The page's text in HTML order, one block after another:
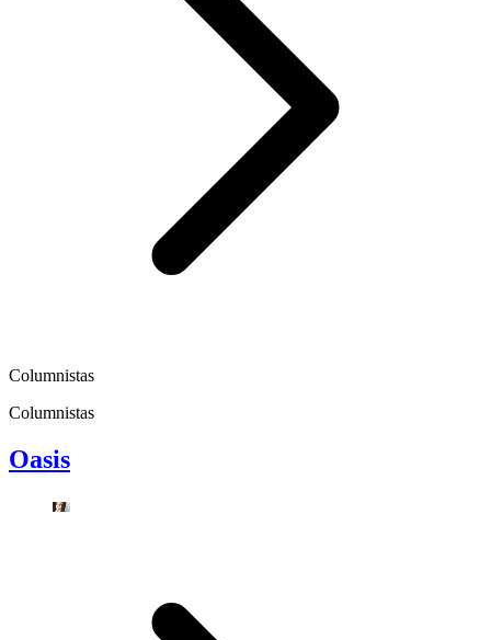
Columnistas
Columnistas
Oasis